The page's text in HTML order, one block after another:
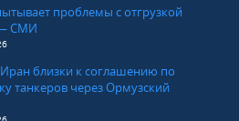
проблемы с отгрузкой
СМИ
близки к соглашению по
танкеров через Ормузский